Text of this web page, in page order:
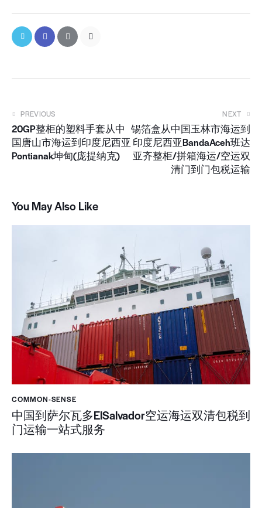
PREVIOUS
20GP整柜的塑料手套从中
国唐山市海运到印度尼西亚
Pontianak坤甸(庞提纳克)
NEXT
锡箔盒从中国玉林市海运到
印度尼西亚BandaAceh班达
亚齐整柜/拼箱海运/空运双
清门到门包税运输
You May Also Like
COMMON-SENSE
中国到萨尔瓦多ElSalvador空运海运双清包税到
门运输一站式服务